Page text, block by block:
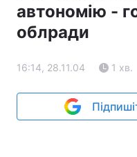
автономію -
облради
16:14, 28.11.04 1 хв.